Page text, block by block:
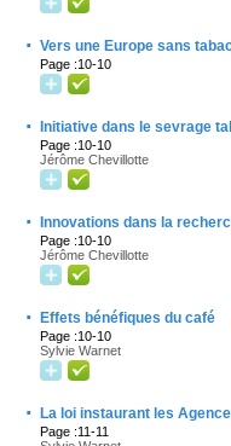
· Vers une Europe sans
Page :10-10
· Initiative dans le sevrage
Page :10-10
Jérôme Chevillotte
· Innovations dans la
Page :10-10
Jérôme Chevillotte
· Effets bénéfiques du café
Page :10-10
Sylvie Warnet
· La loi instaurant les
Page :11-11